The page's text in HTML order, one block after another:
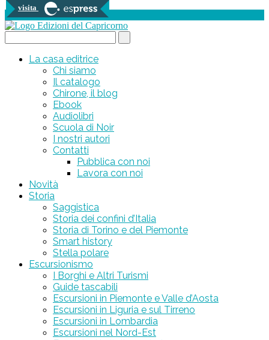
visita
0 prodotti
La casa editrice
Chi siamo
Il catalogo
Chirone, il blog
Ebook
Audiolibri
Scuola di Noir
I nostri autori
Contatti
Pubblica con noi
Lavora con noi
Novità
Storia
Saggistica
Storia dei confini d’Italia
Storia di Torino e del Piemonte
Smart history
Stella polare
Escursionismo
I Borghi e Altri Turismi
Guide tascabili
Escursioni in Piemonte e Valle d’Aosta
Escursioni in Liguria e sul Tirreno
Escursioni in Lombardia
Escursioni nel Nord-Est